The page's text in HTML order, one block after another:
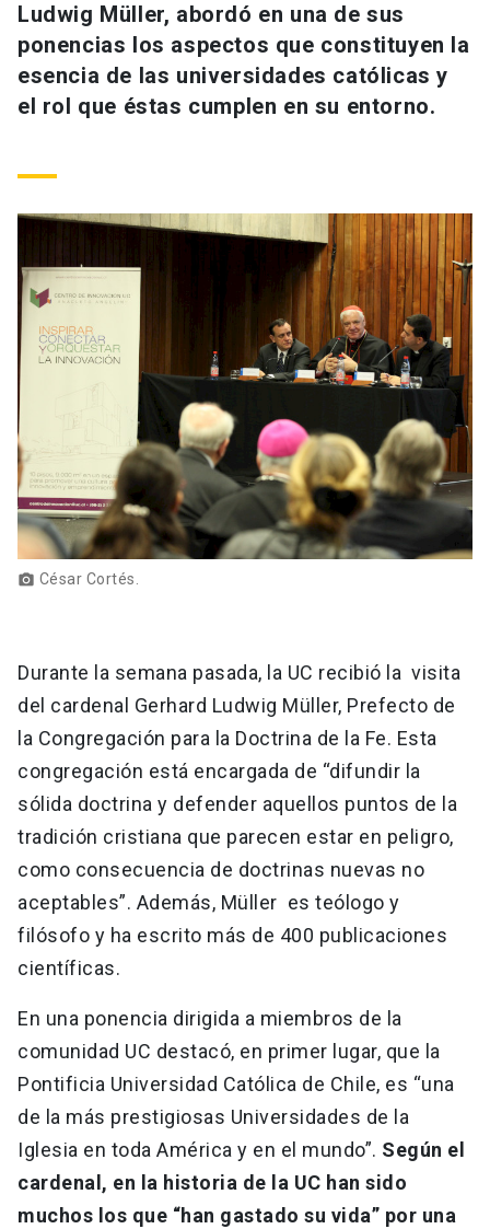
Información para keyboard_arrow_down
Futuros estudiantes
Alumni
Padres y familia
Go to english site launch
Admisión
Mi Cuenta UC launch
Correo UC launch
Mi Portal UC
Biblioteca launch
Donaciones launch
Ludwig Müller, abordó en una de sus
ponencias los aspectos que constituyen la
esencia de las universidades católicas y
el rol que éstas cumplen en su entorno.
photo_camera César Cortés.
Durante la semana pasada, la UC recibió la visita
del cardenal Gerhard Ludwig Müller, Prefecto de
la Congregación para la Doctrina de la Fe. Esta
congregación está encargada de “difundir la
sólida doctrina y defender aquellos puntos de la
tradición cristiana que parecen estar en peligro,
como consecuencia de doctrinas nuevas no
aceptables”. Además, Müller es teólogo y
filósofo y ha escrito más de 400 publicaciones
científicas.
En una ponencia dirigida a miembros de la
comunidad UC destacó, en primer lugar, que la
Pontificia Universidad Católica de Chile, es “una
de la más prestigiosas Universidades de la
Iglesia en toda América y en el mundo”. Según el
cardenal, en la historia de la UC han sido
muchos los que “han gastado su vida” por una